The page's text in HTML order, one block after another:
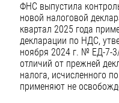
ФНС выпустила
новой налоговой
квартал 2025 года
декларации по НДС,
ноября 2024 г. № ЕД-7-
отличий от прежней
налога, исчисленного
применяют не